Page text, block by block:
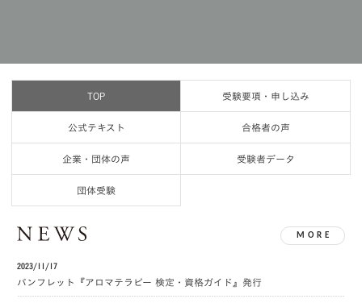
TOP 受験要項・申し込み
公式テキスト 合格者の声
企業・団体の声 受験者データ
団体受験
MORE
2023/11/17
パンフレット『アロマテラピー 検定・資格ガイド』発行